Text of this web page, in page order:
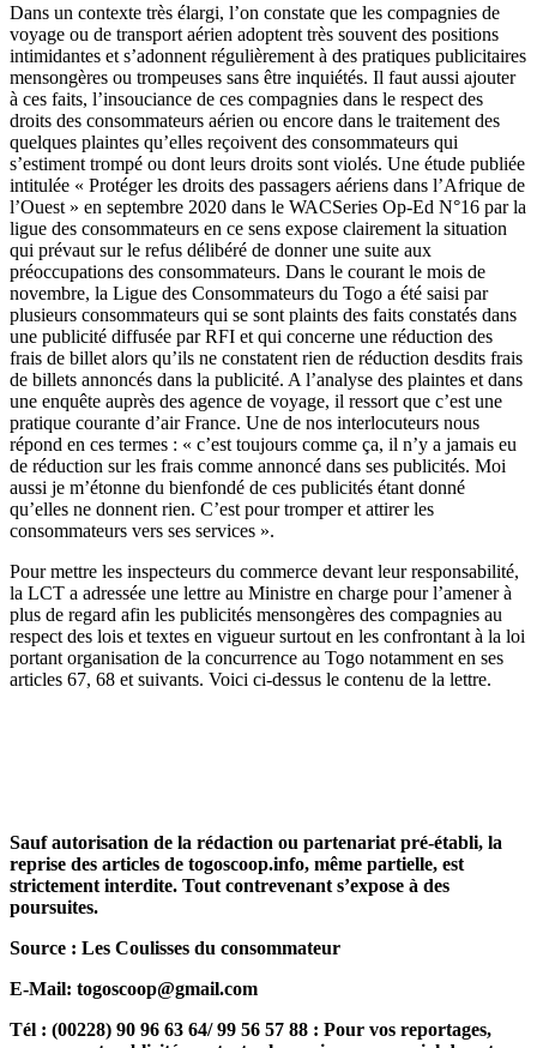
Dans un contexte très élargi, l’on constate que les compagnies de
voyage ou de transport aérien adoptent très souvent des positions
intimidantes et s’adonnent régulièrement à des pratiques publicitaires
mensongères ou trompeuses sans être inquiétés. Il faut aussi ajouter
à ces faits, l’insouciance de ces compagnies dans le respect des
droits des consommateurs aérien ou encore dans le traitement des
quelques plaintes qu’elles reçoivent des consommateurs qui
s’estiment trompé ou dont leurs droits sont violés. Une étude publiée
intitulée « Protéger les droits des passagers aériens dans l’Afrique de
l’Ouest » en septembre 2020 dans le WACSeries Op-Ed N°16 par la
ligue des consommateurs en ce sens expose clairement la situation
qui prévaut sur le refus délibéré de donner une suite aux
préoccupations des consommateurs. Dans le courant le mois de
novembre, la Ligue des Consommateurs du Togo a été saisi par
plusieurs consommateurs qui se sont plaints des faits constatés dans
une publicité diffusée par RFI et qui concerne une réduction des
frais de billet alors qu’ils ne constatent rien de réduction desdits frais
de billets annoncés dans la publicité. A l’analyse des plaintes et dans
une enquête auprès des agence de voyage, il ressort que c’est une
pratique courante d’air France. Une de nos interlocuteurs nous
répond en ces termes : « c’est toujours comme ça, il n’y a jamais eu
de réduction sur les frais comme annoncé dans ses publicités. Moi
aussi je m’étonne du bienfondé de ces publicités étant donné
qu’elles ne donnent rien. C’est pour tromper et attirer les
consommateurs vers ses services ».
Pour mettre les inspecteurs du commerce devant leur responsabilité,
la LCT a adressée une lettre au Ministre en charge pour l’amener à
plus de regard afin les publicités mensongères des compagnies au
respect des lois et textes en vigueur surtout en les confrontant à la loi
portant organisation de la concurrence au Togo notamment en ses
articles 67, 68 et suivants. Voici ci-dessus le contenu de la lettre.
Sauf autorisation de la rédaction ou partenariat pré-établi, la
reprise des articles de togoscoop.info, même partielle, est
strictement interdite. Tout contrevenant s’expose à des
poursuites.
Source : Les Coulisses du consommateur
E-Mail: togoscoop@gmail.com
Tél : (00228) 90 96 63 64/ 99 56 57 88 : Pour vos reportages,